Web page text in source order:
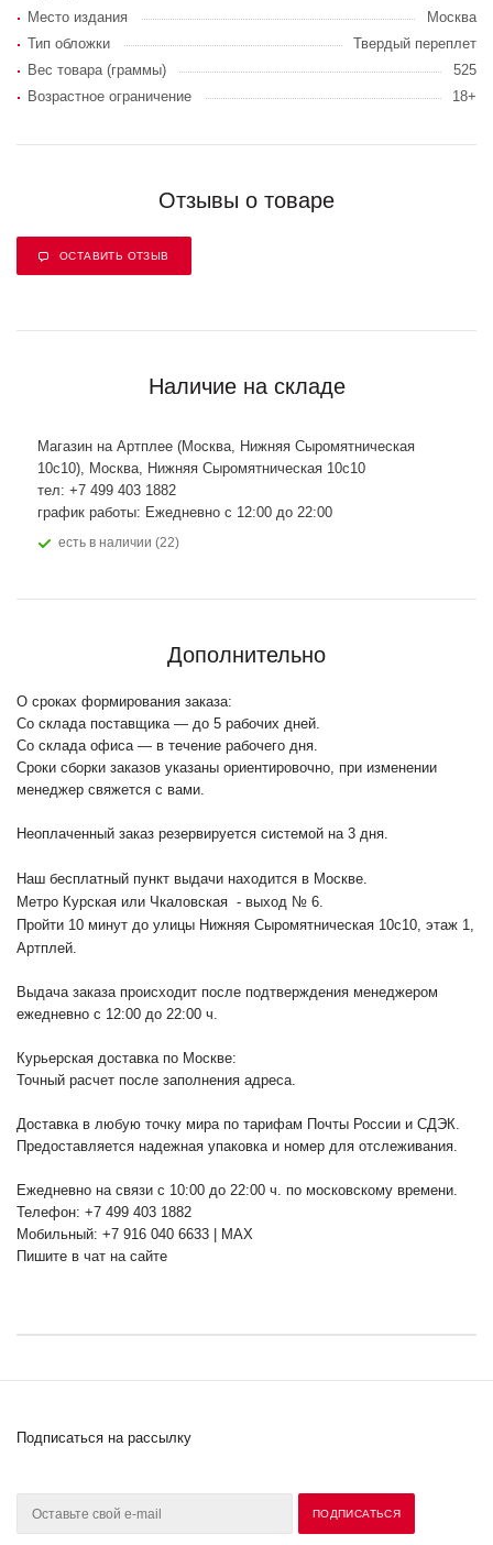
Место издания
Москва
Тип обложки
Твердый переплет
Вес товара (граммы)
525
Возрастное ограничение
18+
Отзывы о товаре
ОСТАВИТЬ ОТЗЫВ
Наличие на складе
Магазин на Артплее (Москва, Нижняя Сыромятническая
10с10), Москва, Нижняя Сыромятническая 10с10
тел: +7 499 403 1882
график работы: Ежедневно с 12:00 до 22:00
Есть в наличии (22)
Дополнительно
О сроках формирования заказа:
Со склада поставщика — до 5 рабочих дней.
Со склада офиса — в течение рабочего дня.
Сроки сборки заказов указаны ориентировочно, при изменении
менеджер свяжется с вами.
Неоплаченный заказ резервируется системой на 3 дня.
Наш бесплатный пункт выдачи находится в Москве.
Метро Курская или Чкаловская - выход № 6.
Пройти 10 минут до улицы Нижняя Сыромятническая 10с10, этаж 1,
Артплей.
Выдача заказа происходит после подтверждения менеджером
ежедневно с 12:00 до 22:00 ч.
Курьерская доставка по Москве:
Точный расчет после заполнения адреса.
Доставка в любую точку мира по тарифам Почты России и СДЭК.
Предоставляется надежная упаковка и номер для отслеживания.
Ежедневно на связи с 10:00 до 22:00 ч. по московскому времени.
Телефон: +7 499 403 1882
Мобильный: +7 916 040 6633 | MAX
Пишите в чат на сайте
Подписаться на рассылку